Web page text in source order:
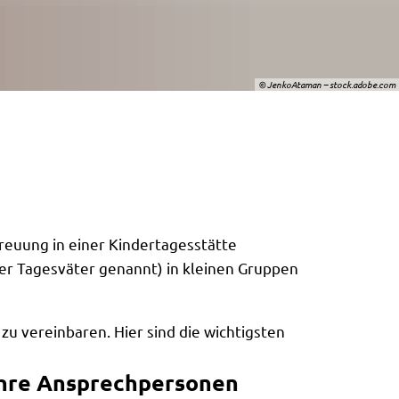
© JenkoAtaman – stock.adobe.com
in einer Kindertagesstätte
Tagesväter genannt) in kleinen Gruppen
vereinbaren. Hier sind die wichtigsten
Ansprechpersonen